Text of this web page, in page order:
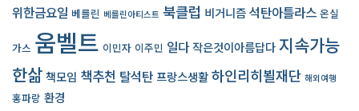
위한금요일 베를린 베를린아티스트 북클럽 비거니즘석탄아틀라스 온실
가스 움벨트 이민자 이주민 일다작은것이아름답다지속가능
한삶책모임 책추천 탈석탄 프랑스생활하인리히뵐재단 해외여행
홍파랑 환경